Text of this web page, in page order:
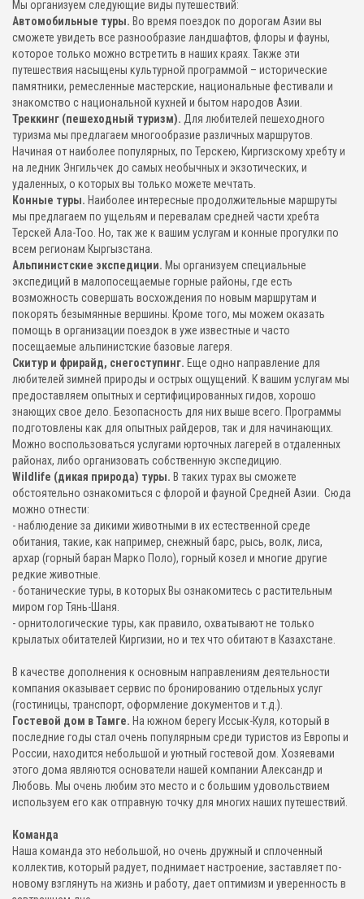
Мы организуем следующие виды путешествий:
Автомобильные туры. Во время поездок по дорогам Азии вы
сможете увидеть все разнообразие ландшафтов, флоры и фауны,
которое только можно встретить в наших краях. Также эти
путешествия насыщены культурной программой – исторические
памятники, ремесленные мастерские, национальные фестивали и
знакомство с национальной кухней и бытом народов Азии.
Треккинг (пешеходный туризм). Для любителей пешеходного
туризма мы предлагаем многообразие различных маршрутов.
Начиная от наиболее популярных, по Терскею, Киргизскому хребту и
на ледник Энгильчек до самых необычных и экзотических, и
удаленных, о которых вы только можете мечтать.
Конные туры. Наиболее интересные продолжительные маршруты
мы предлагаем по ущельям и перевалам средней части хребта
Терскей Ала-Тоо. Но, так же к вашим услугам и конные прогулки по
всем регионам Кыргызстана.
Альпинистские экспедиции. Мы организуем специальные
экспедиций в малопосещаемые горные районы, где есть
возможность совершать восхождения по новым маршрутам и
покорять безымянные вершины. Кроме того, мы можем оказать
помощь в организации поездок в уже известные и часто
посещаемые альпинистские базовые лагеря.
Скитур и фрирайд, снегоступинг. Еще одно направление для
любителей зимней природы и острых ощущений. К вашим услугам мы
предоставляем опытных и сертифицированных гидов, хорошо
знающих свое дело. Безопасность для них выше всего. Программы
подготовлены как для опытных райдеров, так и для начинающих.
Можно воспользоваться услугами юрточных лагерей в отдаленных
районах, либо организовать собственную экспедицию.
Wildlife (дикая природа) туры. В таких турах вы сможете
обстоятельно ознакомиться с флорой и фауной Средней Азии. Сюда
можно отнести:
- наблюдение за дикими животными в их естественной среде
обитания, такие, как например, снежный барс, рысь, волк, лиса,
архар (горный баран Марко Поло), горный козел и многие другие
редкие животные.
- ботанические туры, в которых Вы ознакомитесь с растительным
миром гор Тянь-Шаня.
- орнитологические туры, как правило, охватывают не только
крылатых обитателей Киргизии, но и тех что обитают в Казахстане.
В качестве дополнения к основным направлениям деятельности
компания оказывает сервис по бронированию отдельных услуг
(гостиницы, транспорт, оформление документов и т.д.).
Гостевой дом в Тамге. На южном берегу Иссык-Куля, который в
последние годы стал очень популярным среди туристов из Европы и
России, находится небольшой и уютный гостевой дом. Хозяевами
этого дома являются основатели нашей компании Александр и
Любовь. Мы очень любим это место и с большим удовольствием
используем его как отправную точку для многих наших путешествий.
Команда
Наша команда это небольшой, но очень дружный и сплоченный
коллектив, который радует, поднимает настроение, заставляет по-
новому взглянуть на жизнь и работу, дает оптимизм и уверенность в